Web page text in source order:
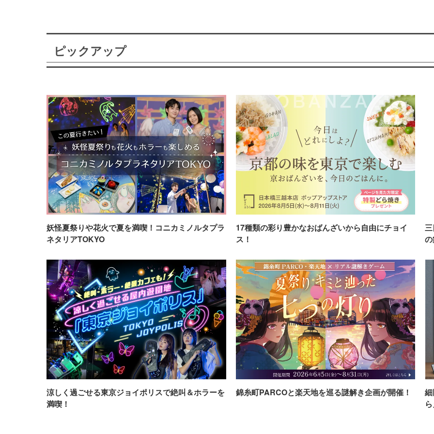
ピックアップ
妖怪夏祭りや花火で夏を満喫！コニカミノルタプラ
ネタリアTOKYO
17種類の彩り豊かなおばんざいから自由にチョイ
ス！
涼しく過ごせる東京ジョイポリスで絶叫＆ホラーを
満喫！
錦糸町PARCOと楽天地を巡る謎解き企画が開催！